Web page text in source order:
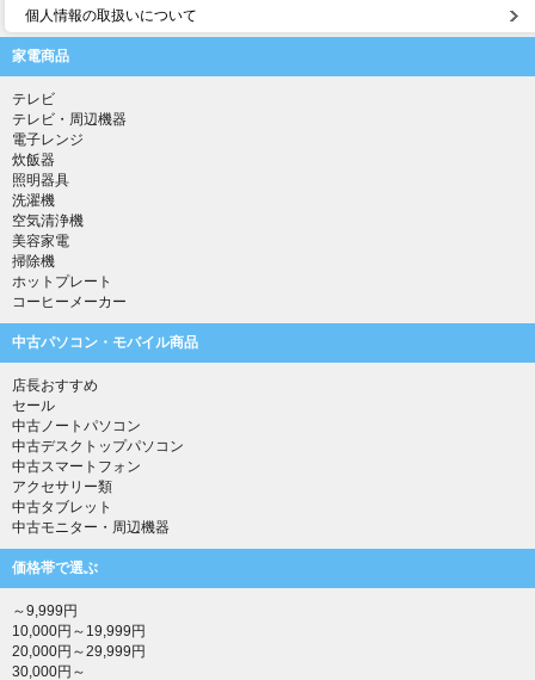
個人情報の取扱いについて
家電商品
テレビ
テレビ・周辺機器
電子レンジ
炊飯器
照明器具
洗濯機
空気清浄機
美容家電
掃除機
ホットプレート
コーヒーメーカー
中古パソコン・モバイル商品
店長おすすめ
セール
中古ノートパソコン
中古デスクトップパソコン
中古スマートフォン
アクセサリー類
中古タブレット
中古モニター・周辺機器
価格帯で選ぶ
～9,999円
10,000円～19,999円
20,000円～29,999円
30,000円～